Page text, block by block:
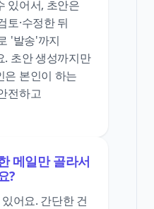
있어서, 초안은
토·수정한 뒤
'발송'까지
. 초안 생성까지만
은 본인이 하는
전하고
메일만 골라서
?
어요. 간단한 건